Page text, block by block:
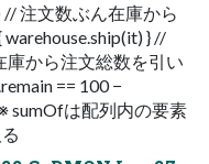
// 注文数ぶん在庫から
} //
庫から注文総数を引い
== 100 −
sumOfは配列内の要素